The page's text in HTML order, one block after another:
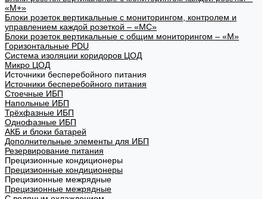
«М+»
Блоки розеток вертикальные с мониторингом, контролем и
управлением каждой розеткой – «МС»
Блоки розеток вертикальные с общим мониторингом – «М»
Горизонтальные PDU
Система изоляции коридоров ЦОД
Микро ЦОД
Источники бесперебойного питания
Источники бесперебойного питания
Стоечные ИБП
Напольные ИБП
Трёхфазные ИБП
Однофазные ИБП
АКБ и блоки батарей
Дополнительные элементы для ИБП
Резервирование питания
Прецизионные кондиционеры
Прецизионные кондиционеры
Прецизионные межрядные
Прецизионные межрядные